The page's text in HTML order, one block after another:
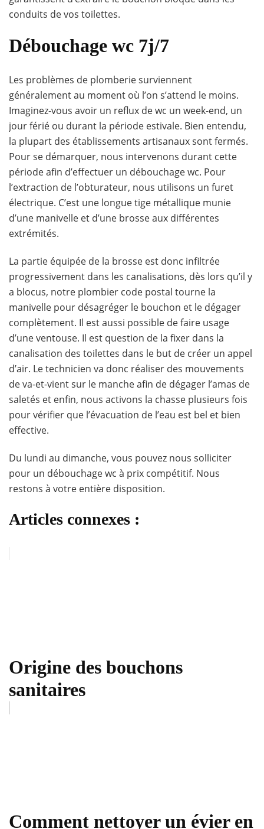
conduits de vos toilettes.
Débouchage wc 7j/7
Les problèmes de plomberie surviennent
généralement au moment où l’on s’attend le moins.
Imaginez-vous avoir un reflux de wc un week-end, un
jour férié ou durant la période estivale. Bien entendu,
la plupart des établissements artisanaux sont fermés.
Pour se démarquer, nous intervenons durant cette
période afin d’effectuer un débouchage wc. Pour
l’extraction de l’obturateur, nous utilisons un furet
électrique. C’est une longue tige métallique munie
d’une manivelle et d’une brosse aux différentes
extrémités.
La partie équipée de la brosse est donc infiltrée
progressivement dans les canalisations, dès lors qu’il y
a blocus, notre plombier code postal tourne la
manivelle pour désagréger le bouchon et le dégager
complètement. Il est aussi possible de faire usage
d’une ventouse. Il est question de la fixer dans la
canalisation des toilettes dans le but de créer un appel
d’air. Le technicien va donc réaliser des mouvements
de va-et-vient sur le manche afin de dégager l’amas de
saletés et enfin, nous activons la chasse plusieurs fois
pour vérifier que l’évacuation de l’eau est bel et bien
effective.
Du lundi au dimanche, vous pouvez nous solliciter
pour un débouchage wc à prix compétitif. Nous
restons à votre entière disposition.
Articles connexes :
Origine des bouchons
sanitaires
Comment nettoyer un évier en